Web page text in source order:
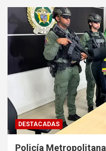
DESTACADAS
Policía